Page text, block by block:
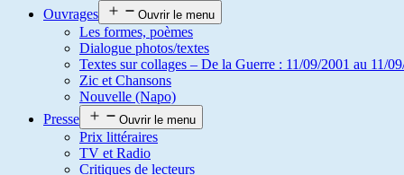
Ouvrages
Ouvrir le menu
Les formes, poèmes
Dialogue photos/textes
Textes sur collages – De la Guerre : 11/09/2001 au 11/
Zic et Chansons
Nouvelle (Napo)
Presse
Ouvrir le menu
Prix littéraires
TV et Radio
Critiques de lecteurs